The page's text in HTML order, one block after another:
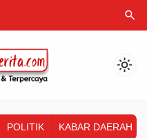
search
light_mode
POLITIK KABAR DAERAH